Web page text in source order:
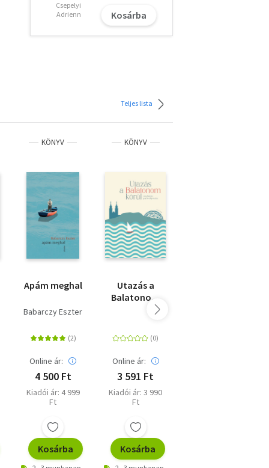
Csepelyi
Adrienn
Kosárba
Teljes lista
KÖNYV
Apám meghal
Babarczy Eszter
Online ár:
4 500 Ft
Kiadói ár: 4 999
Ft
Kosárba
KÖNYV
Utazás a
Balatonom
palackposta
Online ár:
3 591 Ft
Kiadói ár: 3 990
Ft
Kosárba